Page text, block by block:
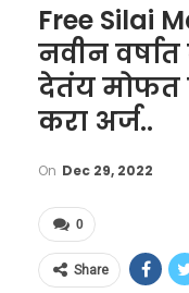
Free Silai
नवीन
देतंय मोफत
करा अर्ज..
On Dec 29, 2022
0
Share